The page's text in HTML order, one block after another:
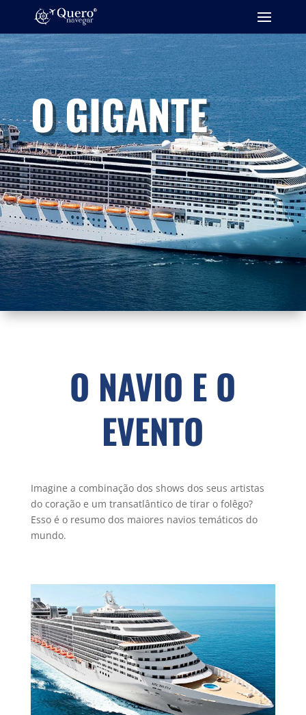
O GIGANTE
O NAVIO E O
EVENTO
Imagine a combinação dos shows dos seus artistas
do coração e um transatlântico de tirar o folêgo?
Esso é o resumo dos maiores navios temáticos do
mundo.